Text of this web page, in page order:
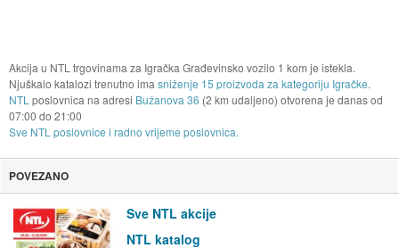
Akcija u NTL trgovinama za Igračka Građevinsko vozilo 1 kom je istekla.
Njuškalo katalozi trenutno ima sniženje 15 proizvoda za kategoriju Igračke.
NTL poslovnica na adresi Bužanova 36 (2 km udaljeno) otvorena je danas od
07:00 do 21:00
Sve NTL poslovnice i radno vrijeme poslovnica.
POVEZANO
Sve NTL akcije
NTL katalog